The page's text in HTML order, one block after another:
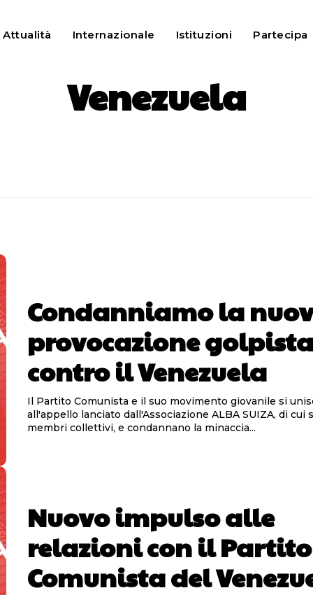
Attualità Internazionale Istituzioni Partecipa
Venezuela
Condanniamo la
provocazione golpista
contro il Venezuela
Il Partito Comunista e il suo movimento giovanile si
all'appello lanciato dall'Associazione ALBA SUIZA, di cui
membri collettivi, e condannano la minaccia...
Nuovo impulso alle
relazioni con il Partito
Comunista del